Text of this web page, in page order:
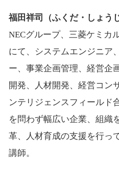
福田祥司（ふくだ・しょうじ
NECグループ、三菱ケミカ
にて、システムエンジニア
ー、事業企画管理、経営企
開発、人材開発、経営コン
ンテリジェンスフィールド
を問わず幅広い企業、組織
革、人材育成の支援を行っ
講師。